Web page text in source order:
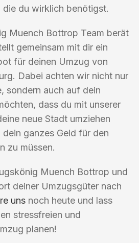
die du wirklich benötigst.
Muench Bottrop Team berät
gemeinsam mit dir ein
für deinen Umzug von
Dabei achten wir nicht nur
sondern auch auf dein
dass du mit unserer
neue Stadt umziehen
ganzes Geld für den
zu müssen.
Muench Bottrop und
deiner Umzugsgüter nach
uns noch heute und lass
stressfreien und
planen!